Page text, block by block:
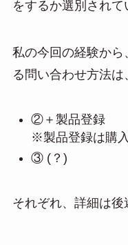
をするか選別されて
私の今回の経験か
る問い合わせ方法は
②＋製品登録
※製品登録は購
③ (？)
それぞれ、詳細は後